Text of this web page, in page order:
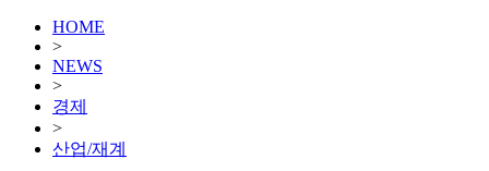
HOME
>
NEWS
>
경제
>
산업/재계